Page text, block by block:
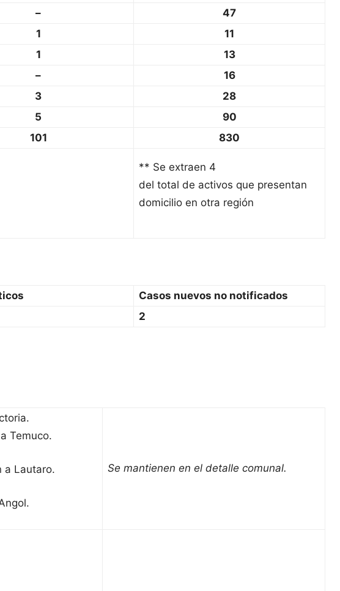
–
47
1
11
1
13
–
16
3
28
5
90
101 830
** Se extraen 4
del total de activos que presentan
domicilio en otra región
Casos nuevos no notificados
2
Temuco.
a Lautaro. Se mantienen en el detalle comunal.